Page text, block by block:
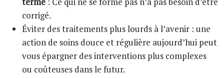
corrigé.
Éviter des traitements plus lourds à l’avenir : une
action de soins douce et régulière aujourd’hui peut
vous épargner des interventions plus complexes
ou coûteuses dans le futur.